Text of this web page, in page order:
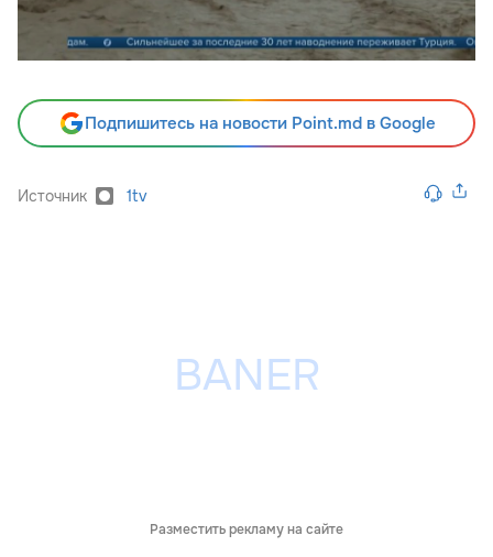
Подпишитесь на новости Point.md в Google
Источник 1tv
Разместить рекламу на сайте